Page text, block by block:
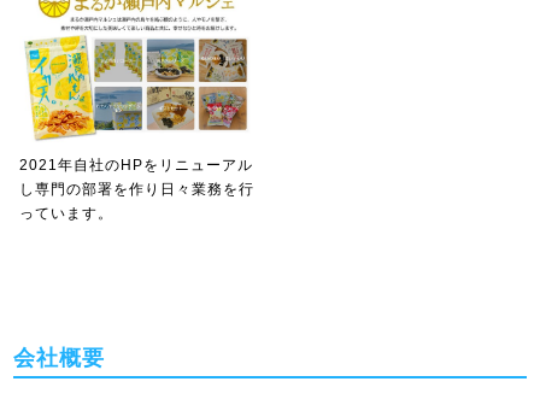
2021年自社のHPをリニューアル
し専門の部署を作り日々業務を行
っています。
会社概要